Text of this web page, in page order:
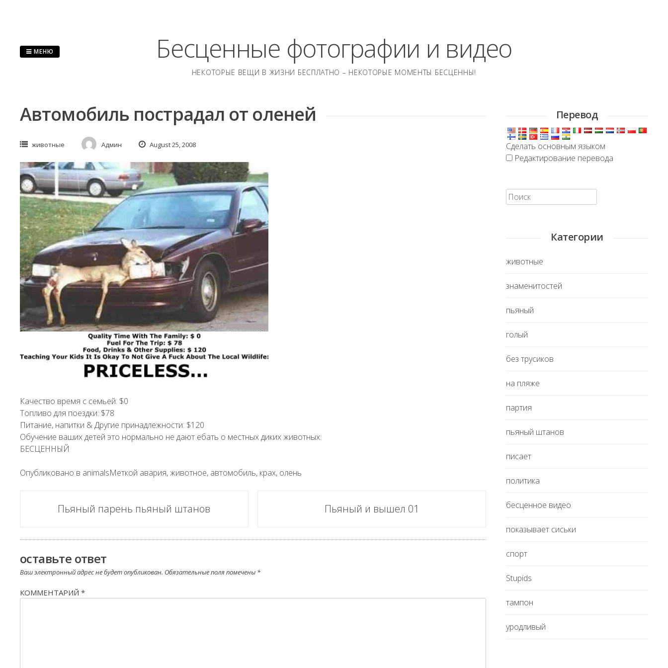
Бесценные фотографии и видео
НЕКОТОРЫЕ ВЕЩИ В ЖИЗНИ БЕСПЛАТНО – НЕКОТОРЫЕ МОМЕНТЫ БЕСЦЕННЫ!
МЕНЮ
Автомобиль пострадал от оленей
животные Админ August 25, 2008
Качество время с семьей: $0
Топливо для поездки: $78
Питание, напитки & Другие принадлежности: $120
Обучение ваших детей это нормально не дают ебать о местных диких животных:
БЕСЦЕННЫЙ
Опубликовано в animalsМеткой авария,животное, автомобиль, крах, олень
навигации
Пьяный парень пьяный штанов Пьяный и вышел 01
оставьте ответ
Ваш электронный адрес не будет опубликован. Обязательные поля помечены *
КОММЕНТАРИЙ *
Перевод
Сделать основным языком
Редактирование перевода
Искать:
Категории
животные
знаменитостей
пьяный
голый
без трусиков
на пляже
партия
пьяный штанов
писает
политика
бесценное видео
показывает сиськи
спорт
Stupids
тампон
уродливый